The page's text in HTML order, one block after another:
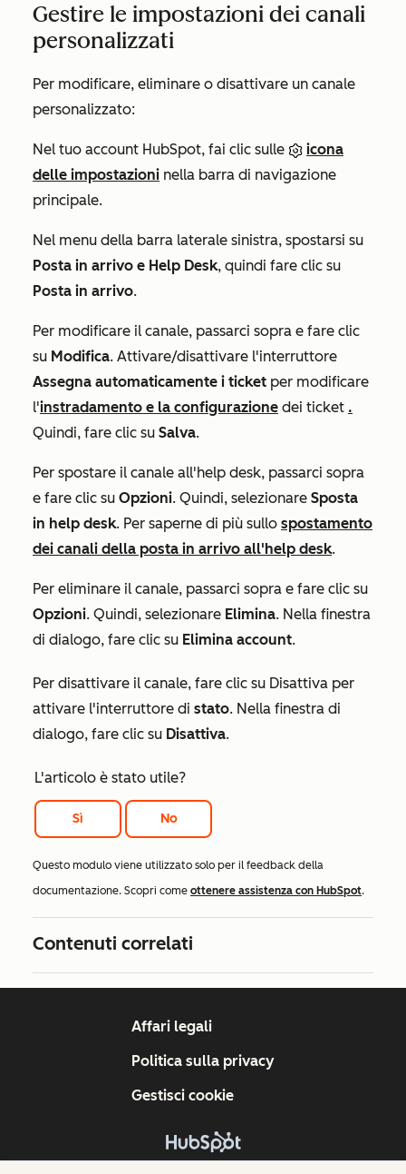
Gestire le impostazioni dei canali
personalizzati
Per modificare, eliminare o disattivare un canale
personalizzato:
Nel tuo account HubSpot, fai clic sulle
icona
delle impostazioni nella barra di navigazione
principale.
Nel menu della barra laterale sinistra, spostarsi su
Posta in arrivo e Help Desk, quindi fare clic su
Posta in arrivo.
Per modificare il canale, passarci sopra e fare clic
su Modifica. Attivare/disattivare l'interruttore
Assegna automaticamente i ticket per modificare
l'instradamento e la configurazione dei ticket .
Quindi, fare clic su Salva.
Per spostare il canale all'help desk, passarci sopra
e fare clic su Opzioni. Quindi, selezionare Sposta
in help desk. Per saperne di più sullo spostamento
dei canali della posta in arrivo all'help desk.
Per eliminare il canale, passarci sopra e fare clic su
Opzioni. Quindi, selezionare Elimina. Nella finestra
di dialogo, fare clic su Elimina account.
Per disattivare il canale, fare clic su Disattiva per
attivare l'interruttore di stato. Nella finestra di
dialogo, fare clic su Disattiva.
L'articolo è stato utile?
Sì No
Questo modulo viene utilizzato solo per il feedback della
documentazione. Scopri come ottenere assistenza con HubSpot.
Contenuti correlati
Affari legali
Politica sulla privacy
Gestisci cookie